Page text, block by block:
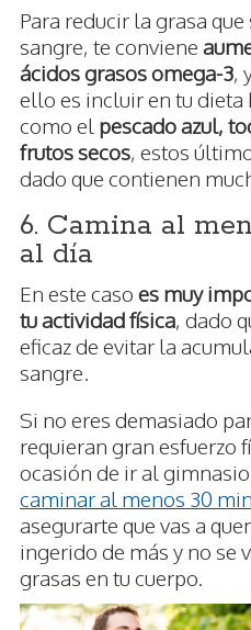
Para reducir la grasa
sangre, te conviene
ácidos grasos omega-3,
ello es incluir en tu
como el pescado azul,
frutos secos, estos
dado que contienen
6. Camina al
al día
En este caso es muy
tu actividad física, dado
eficaz de evitar la
sangre.
Si no eres demasiado
requieran gran esfuerzo
ocasión de ir al
caminar al menos 30
asegurarte que vas a
ingerido de más y no se
grasas en tu cuerpo.